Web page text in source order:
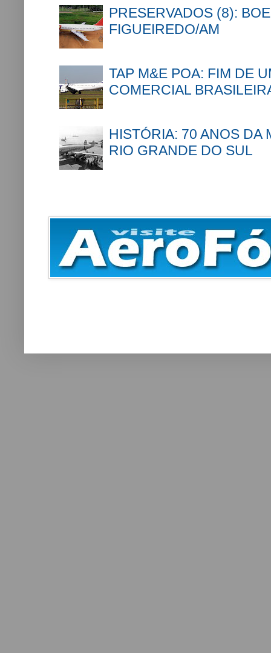
PRESERVADOS (8):
FIGUEIREDO/AM
TAP M&E POA: FIM DE
COMERCIAL
HISTÓRIA: 70 ANOS DA
RIO GRANDE DO SUL